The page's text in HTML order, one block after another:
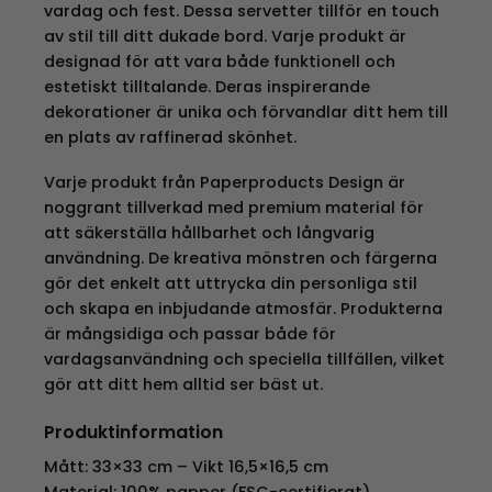
vardag och fest. Dessa servetter tillför en touch
av stil till ditt dukade bord. Varje produkt är
designad för att vara både funktionell och
estetiskt tilltalande. Deras inspirerande
dekorationer är unika och förvandlar ditt hem till
en plats av raffinerad skönhet.
Varje produkt från Paperproducts Design är
noggrant tillverkad med premium material för
att säkerställa hållbarhet och långvarig
användning. De kreativa mönstren och färgerna
gör det enkelt att uttrycka din personliga stil
och skapa en inbjudande atmosfär. Produkterna
är mångsidiga och passar både för
vardagsanvändning och speciella tillfällen, vilket
gör att ditt hem alltid ser bäst ut.
Produktinformation
Mått: 33×33 cm – Vikt 16,5×16,5 cm